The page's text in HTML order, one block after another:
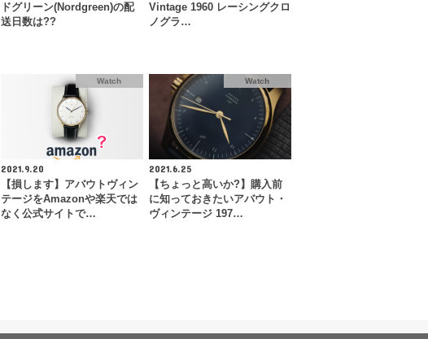
ドグリーン(Nordgreen)の配
送日数は??
Vintage 1960 レーシングクロ
ノグラ…
Watch
2021.9.20
【損します】アバウトヴィン
テージをAmazonや楽天では
なく公式サイトで…
Watch
2021.6.25
【ちょっと高いか?】購入前
に知っておきたいアバウト・
ヴィンテージ 197…